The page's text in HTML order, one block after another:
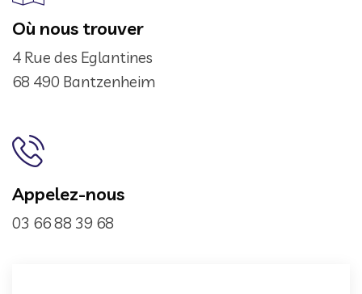
Où nous trouver
4 Rue des Eglantines
68 490 Bantzenheim
Appelez-nous
03 66 88 39 68